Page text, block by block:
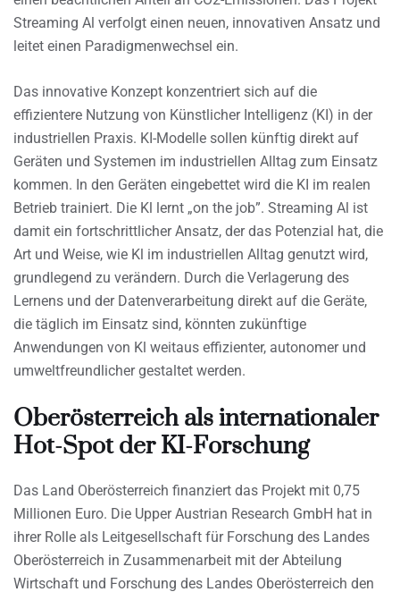
Streaming Al verfolgt einen neuen, innovativen Ansatz und
leitet einen Paradigmenwechsel ein.
Das innovative Konzept konzentriert sich auf die
effizientere Nutzung von Künstlicher Intelligenz (KI) in der
industriellen Praxis. KI-Modelle sollen künftig direkt auf
Geräten und Systemen im industriellen Alltag zum Einsatz
kommen. In den Geräten eingebettet wird die KI im realen
Betrieb trainiert. Die Kl lernt „on the job”. Streaming Al ist
damit ein fortschrittlicher Ansatz, der das Potenzial hat, die
Art und Weise, wie Kl im industriellen Alltag genutzt wird,
grundlegend zu verändern. Durch die Verlagerung des
Lernens und der Datenverarbeitung direkt auf die Geräte,
die täglich im Einsatz sind, könnten zukünftige
Anwendungen von Kl weitaus effizienter, autonomer und
umweltfreundlicher gestaltet werden.
Oberösterreich als internationaler
Hot-Spot der KI-Forschung
Das Land Oberösterreich finanziert das Projekt mit 0,75
Millionen Euro. Die Upper Austrian Research GmbH hat in
ihrer Rolle als Leitgesellschaft für Forschung des Landes
Oberösterreich in Zusammenarbeit mit der Abteilung
Wirtschaft und Forschung des Landes Oberösterreich den